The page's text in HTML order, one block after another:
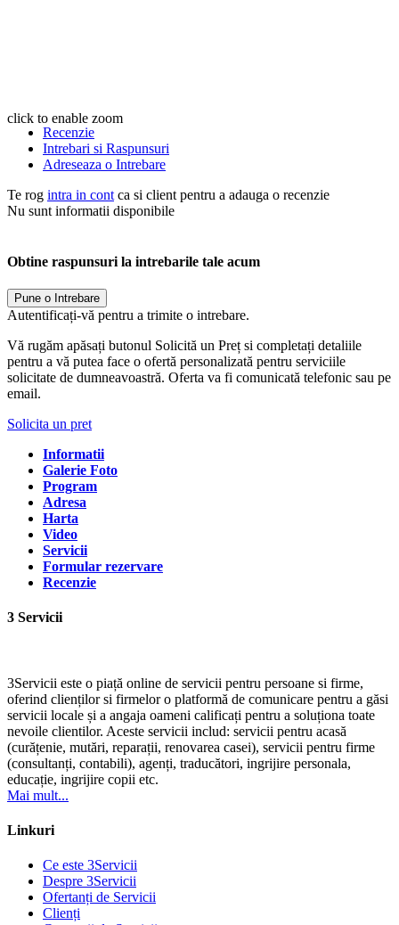
click to enable zoom
Recenzie
Intrebari si Raspunsuri
Adreseaza o Intrebare
Te rog intra in cont ca si client pentru a adauga o recenzie
Nu sunt informatii disponibile
Obtine raspunsuri la intrebarile tale acum
Pune o Intrebare
Autentificați-vă pentru a trimite o intrebare.
Vă rugăm apăsați butonul Solicită un Preț si completați detaliile
pentru a vă putea face o ofertă personalizată pentru serviciile
solicitate de dumneavoastră. Oferta va fi comunicată telefonic sau pe
email.
Solicita un pret
Informatii
Galerie Foto
Program
Adresa
Harta
Video
Servicii
Formular rezervare
Recenzie
3 Servicii
3Servicii este o piață online de servicii pentru persoane si firme,
oferind clienților si firmelor o platformă de comunicare pentru a găsi
servicii locale și a angaja oameni calificați pentru a soluționa toate
nevoile clientilor. Aceste servicii includ: servicii pentru acasă
(curățenie, mutări, reparații, renovarea casei), servicii pentru firme
(consultanți, contabili), agenți, traducători, ingrijire personala,
educație, ingrijire copii etc.
Mai mult...
Linkuri
Ce este 3Servicii
Despre 3Servicii
Ofertanți de Servicii
Clienți